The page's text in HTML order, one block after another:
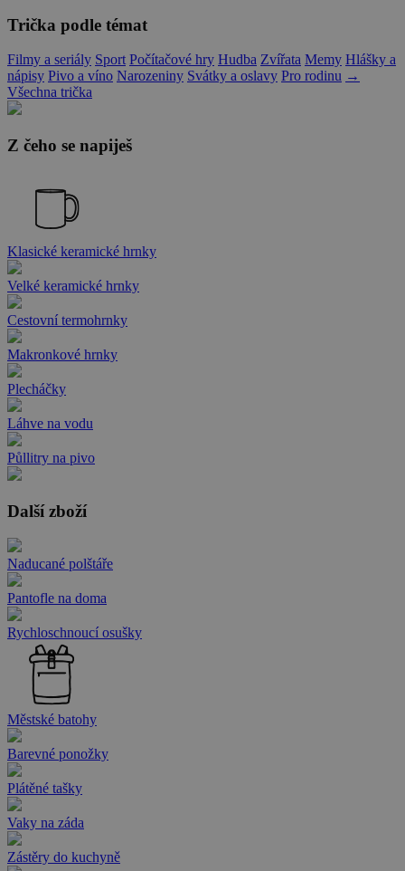
Trička podle témat
Filmy a seriály Sport Počítačové hry Hudba Zvířata Memy Hlášky a
nápisy Pivo a víno Narozeniny Svátky a oslavy Pro rodinu →
Všechna trička
Z čeho se napiješ
Klasické keramické hrnky
Velké keramické hrnky
Cestovní termohrnky
Makronkové hrnky
Plecháčky
Láhve na vodu
Půllitry na pivo
Další zboží
Naducané polštáře
Pantofle na doma
Rychloschnoucí osušky
Městské batohy
Barevné ponožky
Plátěné tašky
Vaky na záda
Zástěry do kuchyně